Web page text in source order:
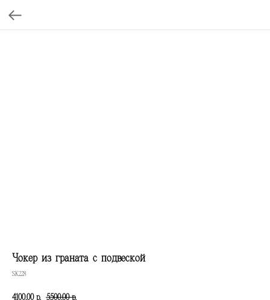
Чокер из граната с подвеской
SK228
4100,00 р. 5500,00 р.